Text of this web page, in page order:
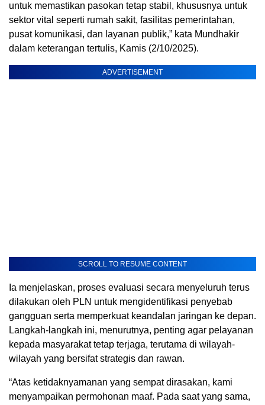
untuk memastikan pasokan tetap stabil, khususnya untuk
sektor vital seperti rumah sakit, fasilitas pemerintahan,
pusat komunikasi, dan layanan publik,” kata Mundhakir
dalam keterangan tertulis, Kamis (2/10/2025).
ADVERTISEMENT
SCROLL TO RESUME CONTENT
Ia menjelaskan, proses evaluasi secara menyeluruh terus
dilakukan oleh PLN untuk mengidentifikasi penyebab
gangguan serta memperkuat keandalan jaringan ke depan.
Langkah-langkah ini, menurutnya, penting agar pelayanan
kepada masyarakat tetap terjaga, terutama di wilayah-
wilayah yang bersifat strategis dan rawan.
“Atas ketidaknyamanan yang sempat dirasakan, kami
menyampaikan permohonan maaf. Pada saat yang sama,